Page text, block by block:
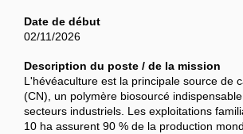
Date de début
02/11/2026
Description du poste / de la mission
L'hévéaculture est la principale source de
(CN), un polymère biosourcé
secteurs industriels. Les exploitations
10 ha assurent 90 % de la production